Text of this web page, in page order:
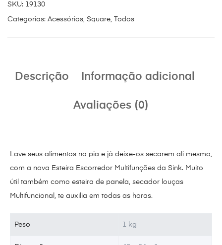
SKU: 19130
Categorias: Acessórios Square Todos
Descrição Informação adicional
Avaliações (0)
Lave seus alimentos na pia e já deixe-os secarem ali mesmo,
com a nova Esteira Escorredor Multifunções da Sink. Muito
útil também como esteira de panela, secador louças
Multifuncional, te auxilia em todas as horas.
Peso 1 kg